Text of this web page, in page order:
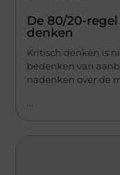
De 80/20-
denken
Kritisch denken is
bedenken van
nadenken over de